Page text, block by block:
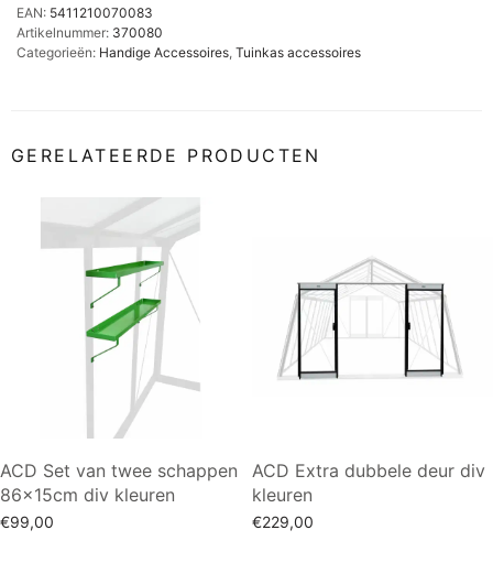
EAN: 5411210070083
Artikelnummer: 370080
Categorieën: Handige Accessoires, Tuinkas accessoires
GERELATEERDE PRODUCTEN
ACD Set van twee schappen
86x15cm div kleuren
€99,00
ACD Extra dubbele deur div
kleuren
€229,00